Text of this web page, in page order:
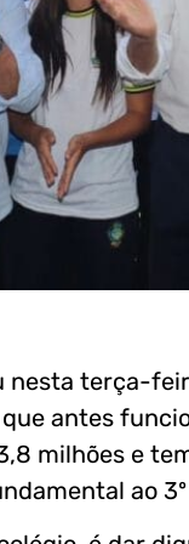
nesta terça-
antes
milhões e
ao